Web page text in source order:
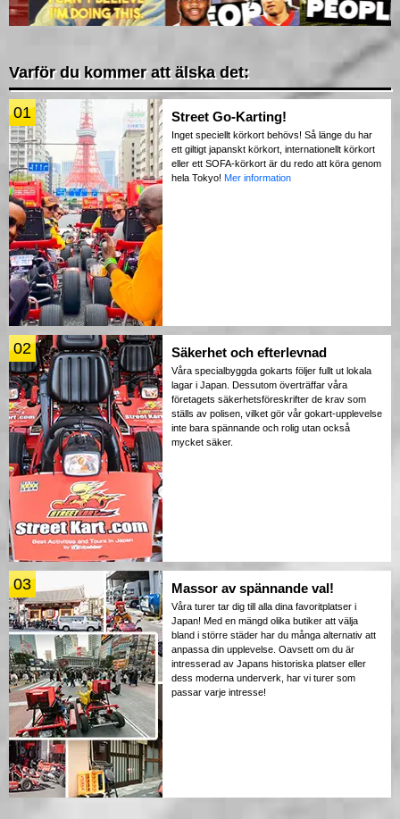
Varför du kommer att älska det:
01 Street Go-Karting!
Inget speciellt körkort behövs! Så länge du har
ett giltigt japanskt körkort, internationellt körkort
eller ett SOFA-körkort är du redo att köra genom
hela Tokyo! Mer information
02 Säkerhet och efterlevnad
Våra specialbyggda gokarts följer fullt ut lokala
lagar i Japan. Dessutom överträffar våra
företagets säkerhetsföreskrifter de krav som
ställs av polisen, vilket gör vår gokart-upplevelse
inte bara spännande och rolig utan också
mycket säker.
03 Massor av spännande val!
Våra turer tar dig till alla dina favoritplatser i
Japan! Med en mängd olika butiker att välja
bland i större städer har du många alternativ att
anpassa din upplevelse. Oavsett om du är
intresserad av Japans historiska platser eller
dess moderna underverk, har vi turer som
passar varje intresse!